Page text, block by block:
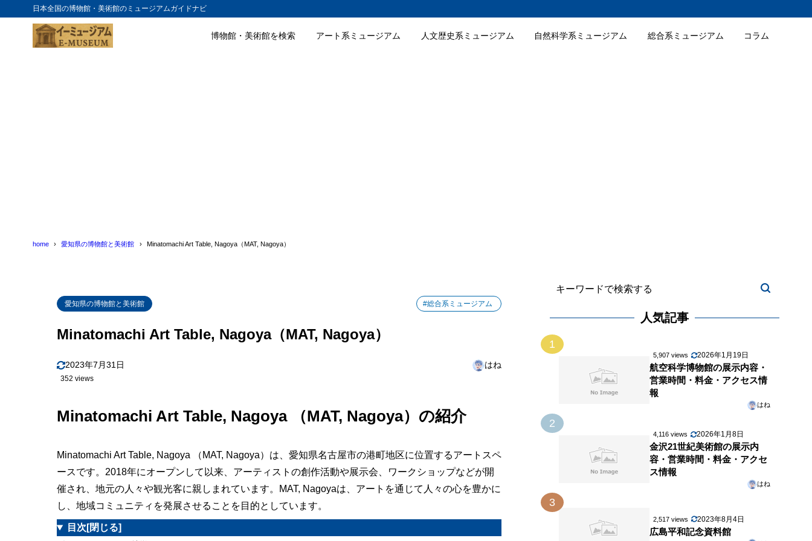
日本全国の博物館・美術館のミュージアムガイドナビ
博物館・美術館を検索 アート系ミュージアム 人文歴史系ミュージアム 自然科学系ミュージアム 総合系ミュージアム コラム
home 愛知県の博物館と美術館 Minatomachi Art Table, Nagoya（MAT, Nagoya）
愛知県の博物館と美術館 #総合系ミュージアム
Minatomachi Art Table, Nagoya（MAT, Nagoya）
2023年7月31日 はね
352 views
Minatomachi Art Table, Nagoya （MAT, Nagoya）の紹介
Minatomachi Art Table, Nagoya （MAT, Nagoya）は、愛知県名古屋市の港町地区に位置するアートスペ
ースです。2018年にオープンして以来、アーティストの創作活動や展示会、ワークショップなどが開
催され、地元の人々や観光客に親しまれています。MAT, Nagoyaは、アートを通じて人々の心を豊かに
し、地域コミュニティを発展させることを目的としています。
目次 [閉じる]
人気記事
1
5,907 views 2026年1月19日
航空科学博物館の展示内容・
営業時間・料金・アクセス情
報
はね
2
4,116 views 2026年1月8日
金沢21世紀美術館の展示内
容・営業時間・料金・アクセ
ス情報
はね
3
2,517 views 2023年8月4日
広島平和記念資料館
目次
Minatomachi Art Table, Nagoya（MAT, Nagoya）の詳細情報